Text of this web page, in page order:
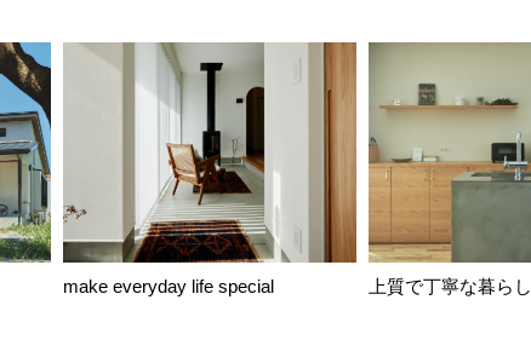
make everyday life special 上質で丁寧な暮らし